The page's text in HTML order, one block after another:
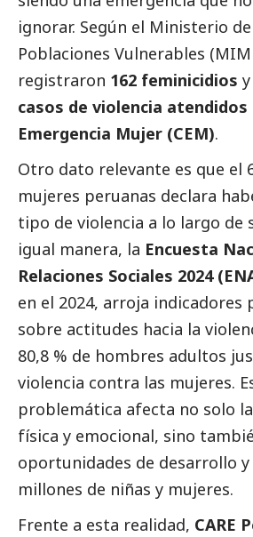
ignorar. Según el Ministerio
Poblaciones Vulnerables
registraron 162 feminicidios
casos de violencia
Emergencia Mujer (CEM).
Otro dato relevante es que el
mujeres peruanas declara
tipo de violencia a lo largo de
igual manera, la Encuesta
Relaciones Sociales 2024
en el 2024, arroja indicadores
sobre actitudes hacia la
80,8 % de hombres adultos
violencia contra las mujeres.
problemática afecta no solo
física y emocional, sino
oportunidades de desarrollo
millones de niñas y mujeres.
Frente a esta realidad, CARE